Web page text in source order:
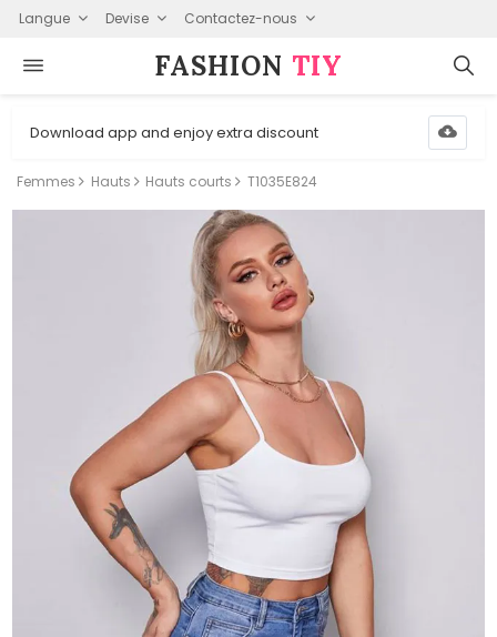
Langue Devise Contactez-nous
FASHION⁠ TIY
Download app and enjoy extra discount
Femmes Hauts Hauts courts T1035E824